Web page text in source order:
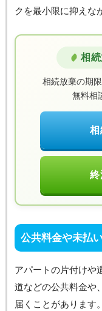
クを最小限に抑えな
相
相続放棄の期
無料相
相
終
公共料金や未払
アパートの片付けや
道などの公共料金や
届くことがあります